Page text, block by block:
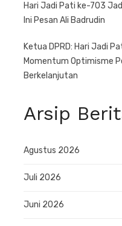
Hari Jadi Pati ke-703
Ini Pesan Ali Badrudin
Ketua DPRD: Hari Jadi
Momentum Optimisme
Berkelanjutan
Arsip
Agustus 2026
Juli 2026
Juni 2026